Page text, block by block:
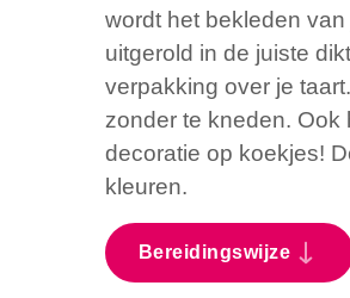
wordt het bekleden
uitgerold in de juiste
verpakking over je
zonder te kneden. Ook
decoratie op koekjes!
kleuren.
Bereidingswijze